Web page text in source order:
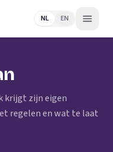
NL EN
krijgt zijn eigen
regelen en wat te laat